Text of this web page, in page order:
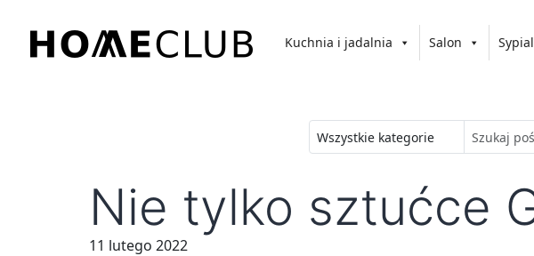
treści
Kuchnia i jadalnia Salon
Nie tylko sztućce
11 lutego 2022